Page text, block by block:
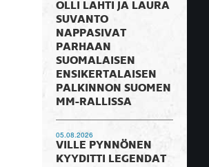
OLLI LAHTI JA LAURA
SUVANTO
NAPPASIVAT
PARHAAN
SUOMALAISEN
ENSIKERTALAISEN
PALKINNON SUOMEN
MM-RALLISSA
05.08.2026
VILLE PYNNÖNEN
KYYDITTI LEGENDAT